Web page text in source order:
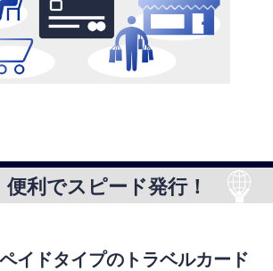
利でスピード発行！
イドタイプのトラベルカード